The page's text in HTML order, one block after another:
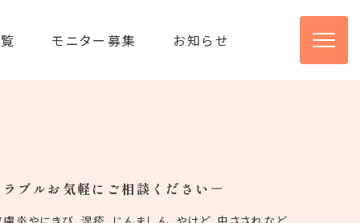
モニター募集 お知らせ
ブルお気軽にご相談ください